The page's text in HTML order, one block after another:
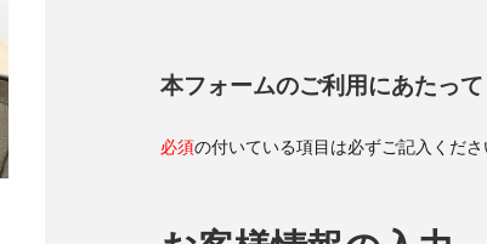
本フォームのご利用にあたって
必須の付いている項目は必ずご記入くださ